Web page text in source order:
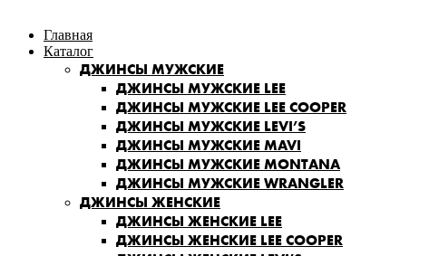
Главная
Каталог
ДЖИНСЫ МУЖСКИЕ
ДЖИНСЫ МУЖСКИЕ LEE
ДЖИНСЫ МУЖСКИЕ LEE COOPER
ДЖИНСЫ МУЖСКИЕ LEVI’S
ДЖИНСЫ МУЖСКИЕ MAVI
ДЖИНСЫ МУЖСКИЕ MONTANA
ДЖИНСЫ МУЖСКИЕ WRANGLER
ДЖИНСЫ ЖЕНСКИЕ
ДЖИНСЫ ЖЕНСКИЕ LEE
ДЖИНСЫ ЖЕНСКИЕ LEE COOPER